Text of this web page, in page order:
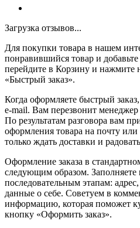
Загрузка отзывов...
Для покупки товара в нашем
понравившийся товар и
перейдите в Корзину и нажмите
«Быстрый заказ».
Когда оформляете быстрый
e-mail. Вам перезвонит менеджер
По результатам разговора вам
оформления товара на почту
только ждать доставки и
Оформление заказа в
следующим образом.
последовательным этапам:
данные о себе. Советуем в
информацию, которая поможет
кнопку «Оформить заказ».